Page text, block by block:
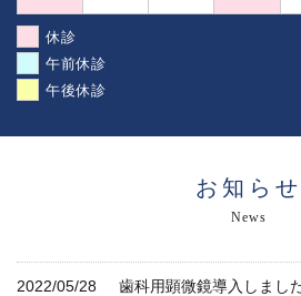
休診
午前休診
午後休診
お知らせ
News
2022/05/28 歯科用顕微鏡導入しまし